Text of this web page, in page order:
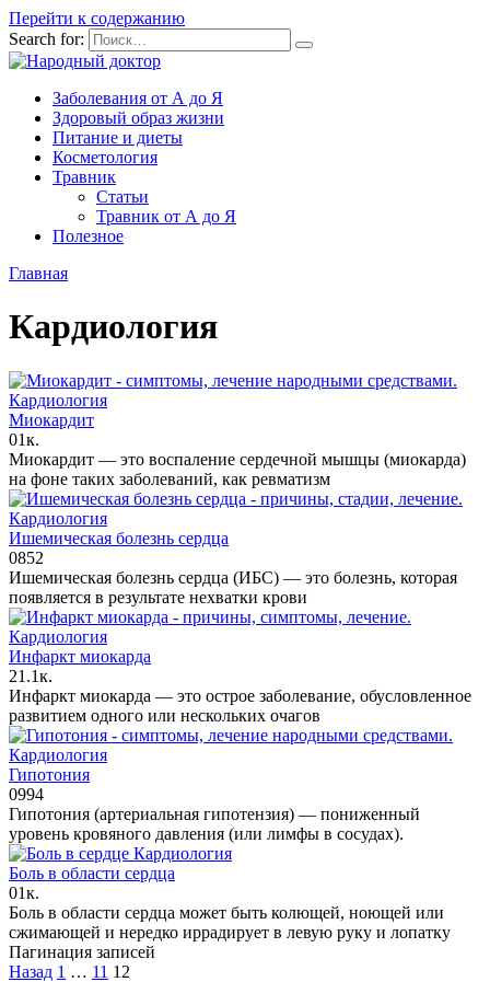
Перейти к содержанию
Search for:
Заболевания от А до Я
Здоровый образ жизни
Питание и диеты
Косметология
Травник
Статьи
Травник от А до Я
Полезное
Главная
Кардиология
Кардиология
Миокардит
01к.
Миокардит — это воспаление сердечной мышцы (миокарда)
на фоне таких заболеваний, как ревматизм
Кардиология
Ишемическая болезнь сердца
0852
Ишемическая болезнь сердца (ИБС) — это болезнь, которая
появляется в результате нехватки крови
Кардиология
Инфаркт миокарда
21.1к.
Инфаркт миокарда — это острое заболевание, обусловленное
развитием одного или нескольких очагов
Кардиология
Гипотония
0994
Гипотония (артериальная гипотензия) — пониженный
уровень кровяного давления (или лимфы в сосудах).
Кардиология
Боль в области сердца
01к.
Боль в области сердца может быть колющей, ноющей или
сжи­мающей и нередко иррадирует в левую руку и ло­патку
Пагинация записей
Назад 1 … 11 12